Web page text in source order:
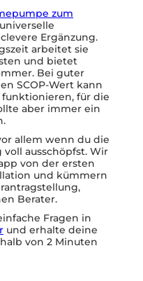
zum
Ergänzung.
arbeitet sie
und bietet
Bei guter
SCOP-Wert kann
funktionieren, für die
aber immer ein
allem wenn du die
ausschöpfst. Wir
von der ersten
und kümmern
Berater.
Fragen in
und erhalte deine
von 2 Minuten